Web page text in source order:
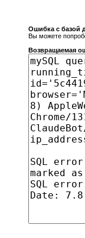
Ошибка с базой
Вы можете
Возвращаемая